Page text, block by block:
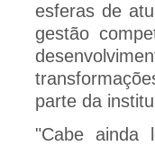
esferas de
gestão
parte da
"Cabe ainda